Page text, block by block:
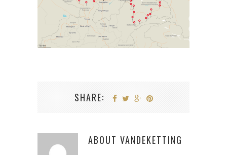
SHARE:
ABOUT VANDEKETTING